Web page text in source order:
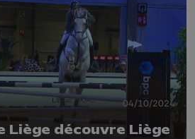
04/10/2024
Liège découvre Liège